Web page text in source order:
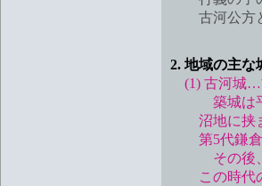
古河公方と
2. 地域の主な
(1) 古河城…
築城は平安
沼地に挟ま
第5代鎌倉
その後、整
この時代の